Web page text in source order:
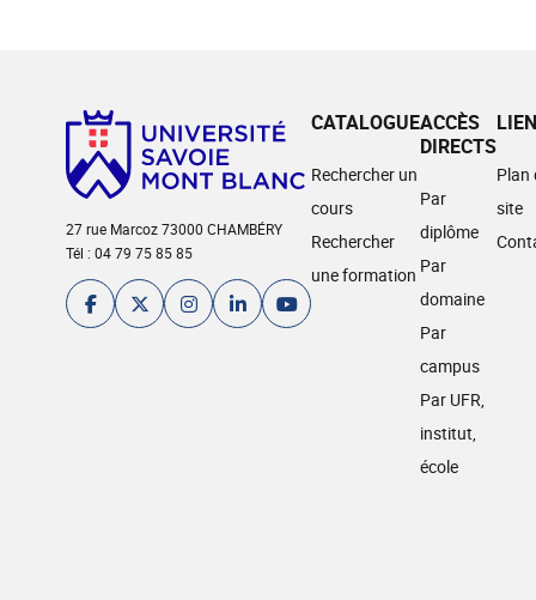
27 rue Marcoz 73000 CHAMBÉRY
Tél : 04 79 75 85 85
CATALOGUE
Rechercher un
cours
Rechercher
une formation
ACCÈS
DIRECTS
Par
diplôme
Par
domaine
Par
campus
Par UFR,
institut,
école
Plan
site